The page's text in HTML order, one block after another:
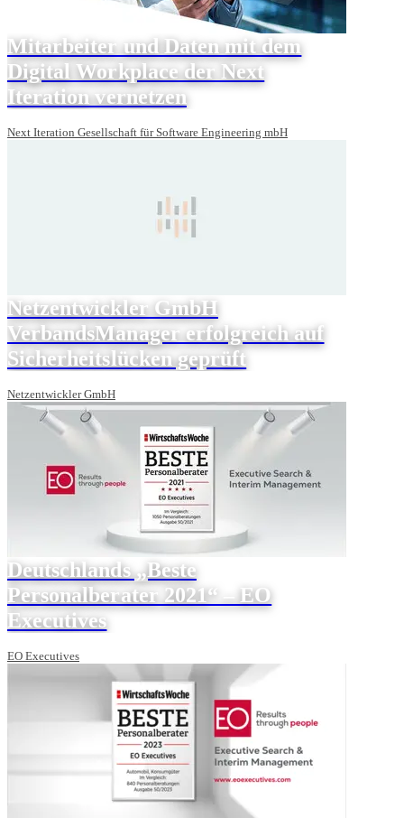
Mitarbeiter und Daten mit dem
Digital Workplace der Next
Iteration vernetzen
Next Iteration Gesellschaft für Software Engineering mbH
Netzentwickler GmbH
VerbandsManager erfolgreich auf
Sicherheitslücken geprüft
Netzentwickler GmbH
Deutschlands „Beste
Personalberater 2021“ – EO
Executives
EO Executives